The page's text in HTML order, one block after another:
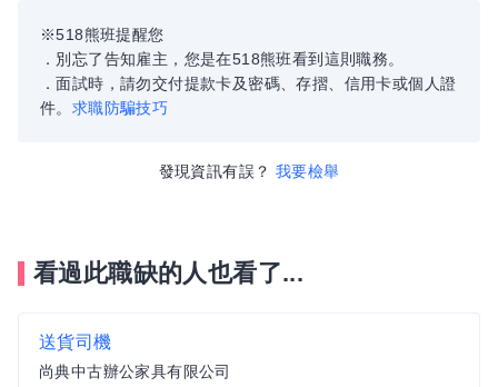
※518熊班提醒您
．別忘了告知雇主，您是在518熊班看到這則職務。
．面試時，請勿交付提款卡及密碼、存摺、信用卡或個人證
件。 求職防騙技巧
發現資訊有誤？ 我要檢舉
看過此職缺的人也看了...
送貨司機
尚典中古辦公家具有限公司